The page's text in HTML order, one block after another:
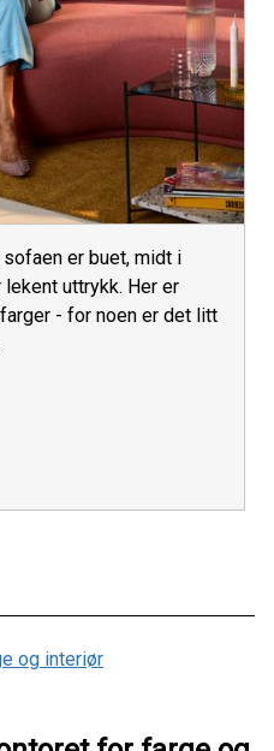
sofaen er buet, midt i
uttrykk. Her er
- for noen er det litt
og interiør